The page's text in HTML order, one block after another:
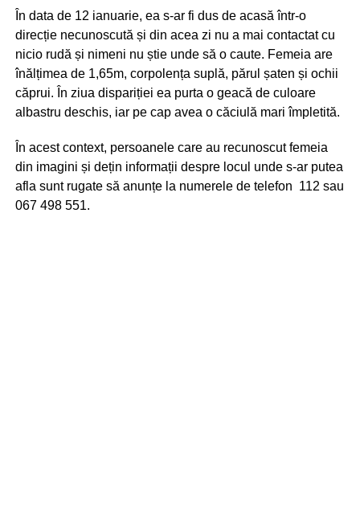
În data de 12 ianuarie, ea s-ar fi dus de acasă într-o
direcție necunoscută și din acea zi nu a mai contactat cu
nicio rudă și nimeni nu știe unde să o caute. Femeia are
înălțimea de 1,65m, corpolența suplă, părul șaten și ochii
căprui. În ziua dispariției ea purta o geacă de culoare
albastru deschis, iar pe cap avea o căciulă mari împletită.
În acest context, persoanele care au recunoscut femeia
din imagini și dețin informații despre locul unde s-ar putea
afla sunt rugate să anunțe la numerele de telefon 112 sau
067 498 551.